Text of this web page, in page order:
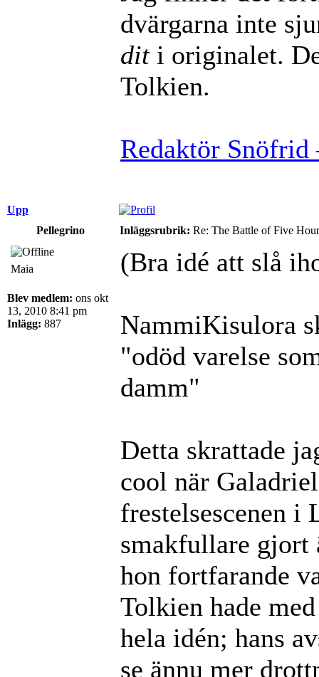
dvärgarna inte
diti originalet.
Tolkien.
Redaktör
Upp
Pellegrino
Inläggsrubrik: Re: The Battle of Five
Maia
Blev medlem: ons okt
13, 2010 8:41 pm
Inlägg: 887
(Bra idé att slå
NammiKisulora
"odöd varelse
damm"
Detta skrattade
cool när
frestelsescenen i
smakfullare gjort
hon fortfarande
Tolkien hade
hela idén; hans
se ännu mer